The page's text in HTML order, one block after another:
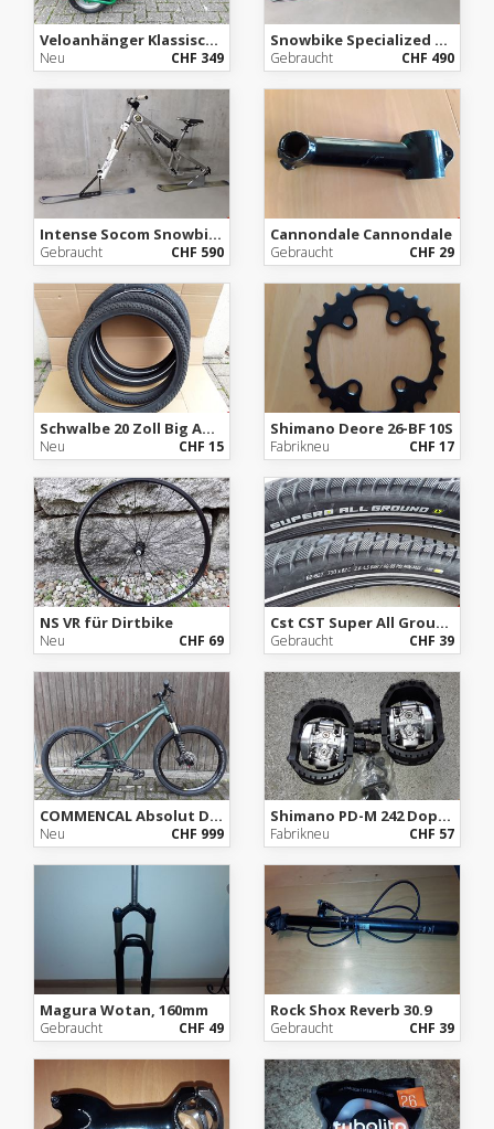
Veloanhänger Klassischer Anhänger
Neu CHF 349
Snowbike Specialized Big Hit Snowbike
Gebraucht CHF 490
Intense Socom Snowbike
Gebraucht CHF 590
Cannondale Cannondale
Gebraucht CHF 29
Schwalbe 20 Zoll Big Apple
Neu CHF 15
Shimano Deore 26-BF 10S
Fabrikneu CHF 17
NS VR für Dirtbike
Neu CHF 69
Cst CST Super All Ground, 29Zoll
Gebraucht CHF 39
COMMENCAL Absolut Dirtbike
Neu CHF 999
Shimano PD-M 242 Doppelklickpedal
Fabrikneu CHF 57
Magura Wotan, 160mm
Gebraucht CHF 49
Rock Shox Reverb 30.9
Gebraucht CHF 39